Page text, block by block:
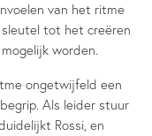
van het ritme
tot het creëren
worden.
ongetwijfeld een
Als leider stuur
Rossi, en